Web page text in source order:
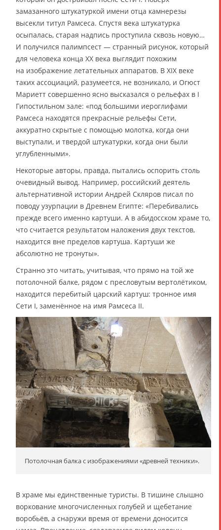
замазанного штукатуркой имени отца камнерезы
высекли титул Рамсеса. Спустя века штукатурка
осыпалась, старая надпись проступила сквозь новую…
И получился палимпсест — странный рисунок, который
для человека конца XX века выглядит похожим
на изображение летательных аппаратов. В XIX веке
таких ассоциаций, разумеется, не возникало, и Огюст
Мариетт совершенно ясно высказался о рельефах в I
Гипостильном зале: «под большими иероглифами
Рамсеса находятся прекрасные рельефы Сети,
аккуратно скрытые с помощью молотка, когда они
выступали, и твердой штукатурки, когда они были
углубленными».
Некоторые авторы, правда, пытались оспорить столь
очевидный вывод. Например, российский деятель
альтернативной истории Андрей Скляров писал по
поводу узурпации в Древнем Египте: «Перебивались
прежде всего именно картуши. А в абидосском храме то,
что считается результатом наложения двух текстов,
находится вне пределов картуша. Картуши же
абсолютно не тронуты».
Странно это читать, учитывая, что прямо на той же
потолочной балке, рядом с пресловутым вертолётиком,
находится перебитый царский картуш: тронное имя
Сети I, заменённое на имя Рамсеса II.
Потолочная балка с изображениями «древней техники».
В храме мы единственные туристы. В тишине слышно
воркование многочисленных голубей и щебетание
воробьёв, а снаружи время от времени доносится